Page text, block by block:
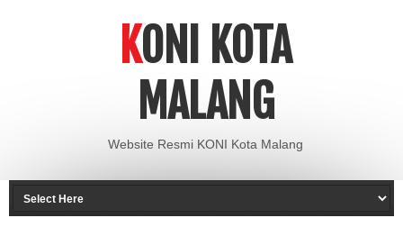
KONI KOTA
MALANG
Website Resmi KONI Kota Malang